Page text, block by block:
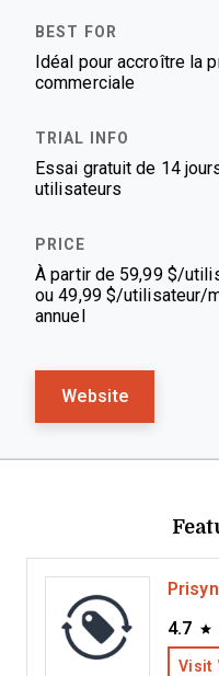
Idéal pour accroître la
commerciale
Essai gratuit de 14
utilisateurs
À partir de 59,99 $/
ou 49,99 $/utilisateur/
annuel
Website
4.7
Visit